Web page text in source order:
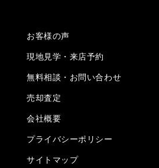
お客様の声
現地見学・来店予約
無料相談・お問い合わせ
売却査定
会社概要
プライバシーポリシー
サイトマップ